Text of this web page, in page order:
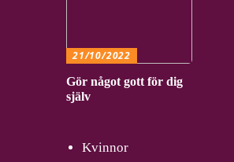
21/10/2022
Gör något gott för dig
själv
Kvinnor